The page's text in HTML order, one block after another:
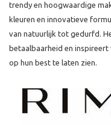
trendy en hoogwaardige
kleuren en innovatieve
van natuurlijk tot gedurfd.
betaalbaarheid en
op hun best te laten zien.